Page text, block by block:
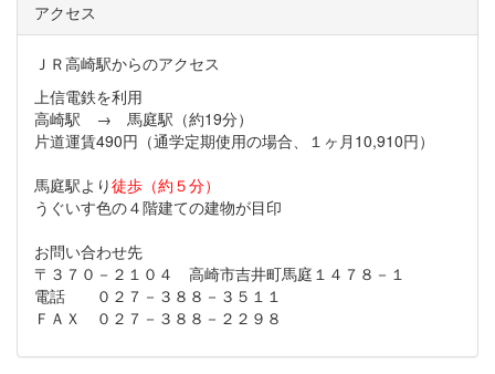
アクセス
ＪＲ高崎駅からのアクセス
上信電鉄を利用
高崎駅 → 馬庭駅（約19分）
片道運賃490円（通学定期使用の場合、１ヶ月10,910円）
馬庭駅より徒歩（約５分）
うぐいす色の４階建ての建物が目印
お問い合わせ先
〒３７０－２１０４ 高崎市吉井町馬庭１４７８－１
電話 ０２７－３８８－３５１１
ＦＡＸ ０２７－３８８－２２９８